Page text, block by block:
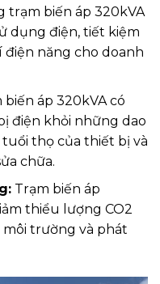
trạm biến áp 320kVA
dụng điện, tiết kiệm
điện năng cho doanh
áp 320kVA có
điện khỏi những dao
tuổi thọ của thiết bị và
chữa.
Trạm biến áp
thiểu lượng CO2
môi trường và phát